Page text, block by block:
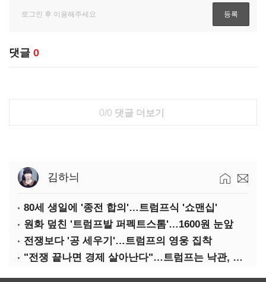
댓글 0
0/0 댓글 더보기
김하늬
80세 생일에 '종전 합의'…트럼프식 '쇼맨십'
원화 덮친 '트럼프발 퍼펙트스톰'…1600원 눈앞
전쟁보다 '공 세우기'…트럼프의 영웅 집착
"전쟁 끝나면 경제 살아난다"…트럼프는 낙관, 미국인은 싸늘